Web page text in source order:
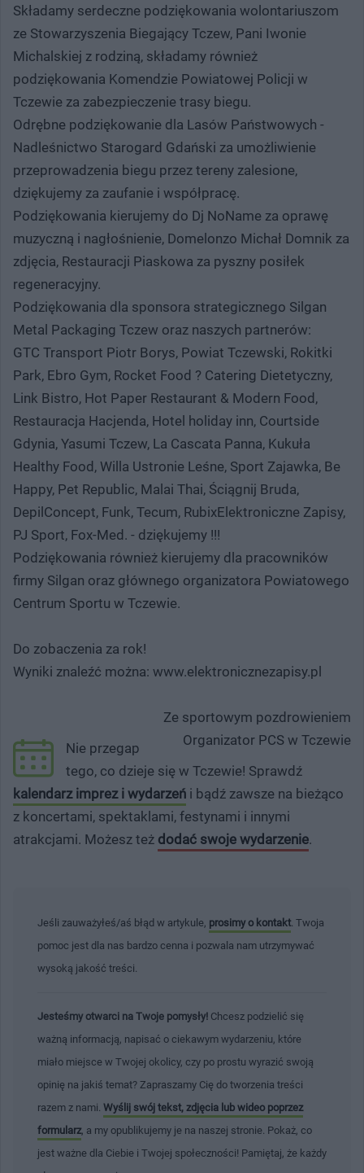
Składamy serdeczne podziękowania wolontariuszom
ze Stowarzyszenia Biegający Tczew, Pani Iwonie
Michalskiej z rodziną, składamy również
podziękowania Komendzie Powiatowej Policji w
Tczewie za zabezpieczenie trasy biegu.
Odrębne podziękowanie dla Lasów Państwowych -
Nadleśnictwo Starogard Gdański za umożliwienie
przeprowadzenia biegu przez tereny zalesione,
dziękujemy za zaufanie i współpracę.
Podziękowania kierujemy do Dj NoName za oprawę
muzyczną i nagłośnienie, Domelonzo Michał Domnik za
zdjęcia, Restauracji Piaskowa za pyszny posiłek
regeneracyjny.
Podziękowania dla sponsora strategicznego Silgan
Metal Packaging Tczew oraz naszych partnerów:
GTC Transport Piotr Borys, Powiat Tczewski, Rokitki
Park, Ebro Gym, Rocket Food ? Catering Dietetyczny,
Link Bistro, Hot Paper Restaurant & Modern Food,
Restauracja Hacjenda, Hotel holiday inn, Courtside
Gdynia, Yasumi Tczew, La Cascata Panna, Kukuła
Healthy Food, Willa Ustronie Leśne, Sport Zajawka, Be
Happy, Pet Republic, Malai Thai, Ściągnij Bruda,
DepilConcept, Funk, Tecum, RubixElektroniczne Zapisy,
PJ Sport, Fox-Med. - dziękujemy !!!
Podziękowania również kierujemy dla pracowników
firmy Silgan oraz głównego organizatora Powiatowego
Centrum Sportu w Tczewie.
Do zobaczenia za rok!
Wyniki znaleźć można: www.elektronicznezapisy.pl
Ze sportowym pozdrowieniem
Organizator PCS w Tczewie
Nie przegap
tego, co dzieje się w Tczewie! Sprawdź
kalendarz imprez i wydarzeń i bądź zawsze na bieżąco
z koncertami, spektaklami, festynami i innymi
atrakcjami. Możesz też dodać swoje wydarzenie.
Jeśli zauważyłeś/aś błąd w artykule, prosimy o kontakt . Twoja
pomoc jest dla nas bardzo cenna i pozwala nam utrzymywać
wysoką jakość treści.
Jesteśmy otwarci na Twoje pomysły! Chcesz podzielić się
ważną informacją, napisać o ciekawym wydarzeniu, które
miało miejsce w Twojej okolicy, czy po prostu wyrazić swoją
opinię na jakiś temat? Zapraszamy Cię do tworzenia treści
razem z nami. Wyślij swój tekst, zdjęcia lub wideo poprzez
formularz , a my opublikujemy je na naszej stronie. Pokaż, co
jest ważne dla Ciebie i Twojej społeczności! Pamiętaj, że każdy